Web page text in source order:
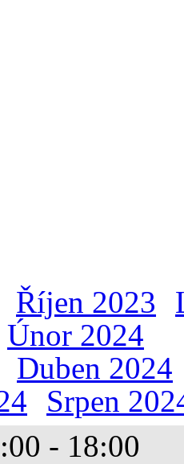
Říjen 2023
Únor 2024
Duben 2024
Srpen
- 18:00